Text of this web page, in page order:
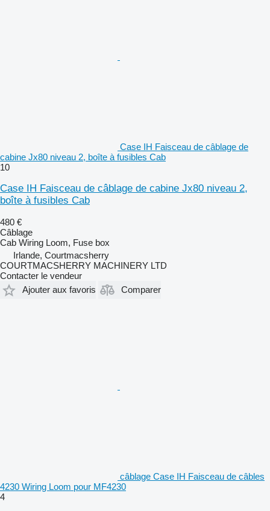
Case IH Faisceau de câblage de
cabine Jx80 niveau 2, boîte à fusibles Cab
10
Case IH Faisceau de câblage de cabine Jx80 niveau 2,
boîte à fusibles Cab
480 €
Câblage
Cab Wiring Loom, Fuse box
Irlande, Courtmacsherry
COURTMACSHERRY MACHINERY LTD
Contacter le vendeur
Ajouter aux favoris
Comparer
câblage Case IH Faisceau de câbles
4230 Wiring Loom pour MF4230
4